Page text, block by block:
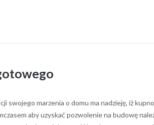
swojego marzenia o domu ma nadzieję, iż
aby uzyskać pozwolenie na budowę